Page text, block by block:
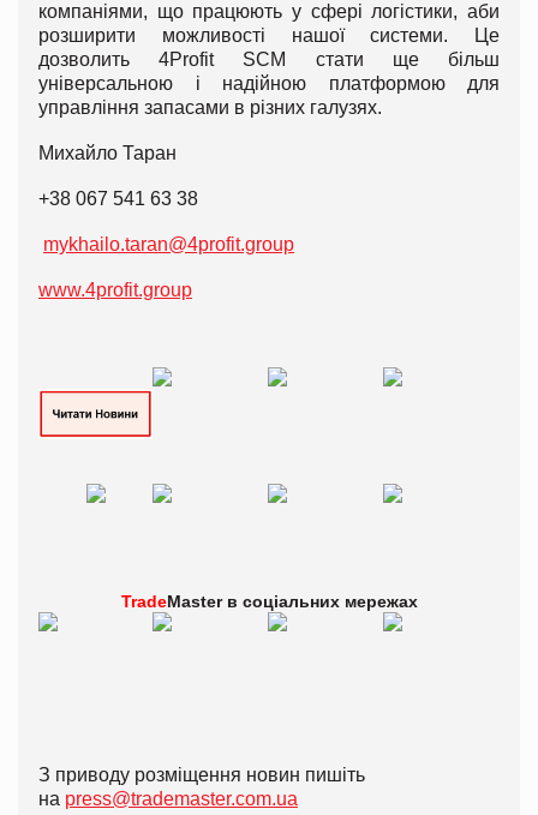
компаніями, що працюють у сфері логістики, аби
розширити можливості нашої системи. Це
дозволить 4Profit SCM стати ще більш
універсальною і надійною платформою для
управління запасами в різних галузях.
Михайло Таран
+38 067 541 63 38
mykhailo.taran@4profit.group
www.4profit.group
TradeMaster в соціальних мережах
З приводу розміщення новин пишіть
на press@trademaster.com.ua